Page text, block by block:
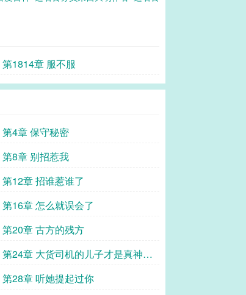
第1814章 服不服
第4章 保守秘密
第8章 别招惹我
第12章 招谁惹谁了
第16章 怎么就误会了
第20章 古方的残方
第24章 大货司机的儿子才是真神
啊！
第28章 听她提起过你